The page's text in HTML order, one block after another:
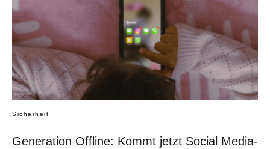
Sicherheit
Generation Offline: Kommt jetzt Social Media-